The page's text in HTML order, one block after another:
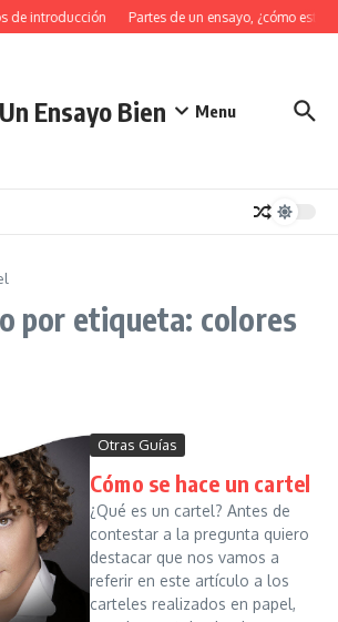
de introducción Partes de un ensayo, ¿cómo
Ensayo Bien Menu
por etiqueta: colores
Otras Guías
Cómo se hace un cartel
¿Qué es un cartel? Antes de
contestar a la pregunta quiero
destacar que nos vamos a
referir en este artículo a los
carteles realizados en papel,